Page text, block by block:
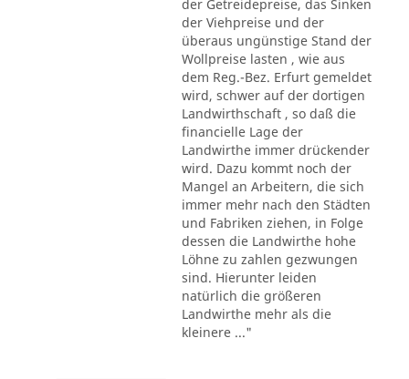
der Getreidepreise, das Sinken
der Viehpreise und der
überaus ungünstige Stand der
Wollpreise lasten , wie aus
dem Reg.-Bez. Erfurt gemeldet
wird, schwer auf der dortigen
Landwirthschaft , so daß die
financielle Lage der
Landwirthe immer drückender
wird. Dazu kommt noch der
Mangel an Arbeitern, die sich
immer mehr nach den Städten
und Fabriken ziehen, in Folge
dessen die Landwirthe hohe
Löhne zu zahlen gezwungen
sind. Hierunter leiden
natürlich die größeren
Landwirthe mehr als die
kleinere ..."